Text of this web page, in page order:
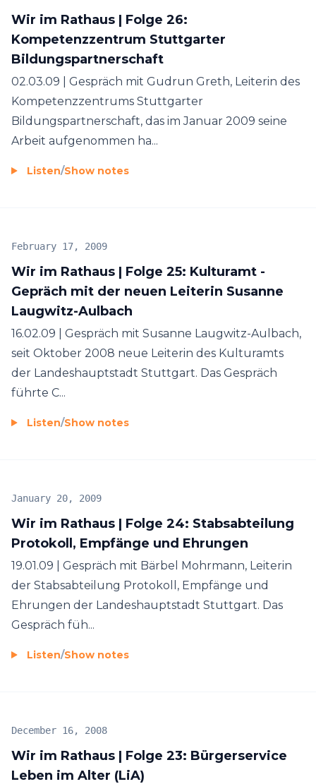
Wir im Rathaus | Folge 26:
Kompetenzzentrum Stuttgarter
Bildungspartnerschaft
02.03.09 | Gespräch mit Gudrun Greth, Leiterin des
Kompetenzzentrums Stuttgarter
Bildungspartnerschaft, das im Januar 2009 seine
Arbeit aufgenommen ha...
Listen/Show notes
Wir im Rathaus | Folge 25: Kulturamt -
Gepräch mit der neuen Leiterin Susanne
Laugwitz-Aulbach
February 17, 2009
16.02.09 | Gespräch mit Susanne Laugwitz-Aulbach,
seit Oktober 2008 neue Leiterin des Kulturamts
der Landeshauptstadt Stuttgart. Das Gespräch
führte C...
Listen/Show notes
Wir im Rathaus | Folge 24: Stabsabteilung
Protokoll, Empfänge und Ehrungen
January 20, 2009
19.01.09 | Gespräch mit Bärbel Mohrmann, Leiterin
der Stabsabteilung Protokoll, Empfänge und
Ehrungen der Landeshauptstadt Stuttgart. Das
Gespräch füh...
Listen/Show notes
Wir im Rathaus | Folge 23: Bürgerservice
Leben im Alter (LiA)
December 16, 2008